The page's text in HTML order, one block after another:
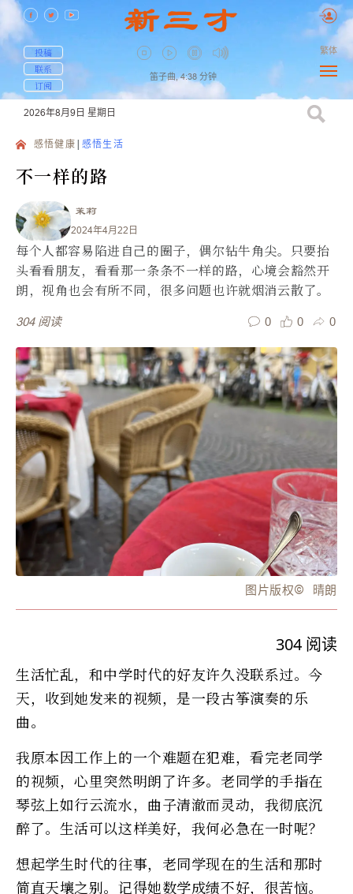
投稿
联系
订阅
笛子曲, 4:38 分钟
繁体
2026年8月9日 星期日
感悟健康 感悟生活
不一样的路
茉莉
2024年4月22日
每个人都容易陷进自己的圈子，偶尔钻牛角尖。只要抬
头看看朋友，看看那一条条不一样的路，心境会豁然开
朗，视角也会有所不同，很多问题也许就烟消云散了。
304 阅读 0 0 0
图片版权©️ 晴朗
304 阅读
生活忙乱，和中学时代的好友许久没联系过。今
天，收到她发来的视频，是一段古筝演奏的乐
曲。
我原本因工作上的一个难题在犯难，看完老同学
的视频，心里突然明朗了许多。老同学的手指在
琴弦上如行云流水，曲子清澈而灵动，我彻底沉
醉了。生活可以这样美好，我何必急在一时呢？
想起学生时代的往事，老同学现在的生活和那时
简直天壤之别。记得她数学成绩不好，很苦恼。